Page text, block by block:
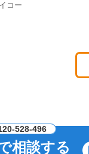
コー
528-496
相談する